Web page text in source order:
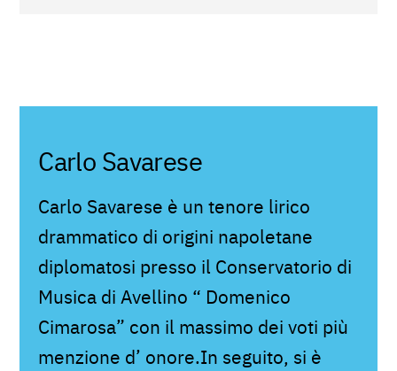
Carlo Savarese
Carlo Savarese è un tenore lirico
drammatico di origini napoletane
diplomatosi presso il Conservatorio di
Musica di Avellino “ Domenico
Cimarosa” con il massimo dei voti più
menzione d’ onore.In seguito, si è